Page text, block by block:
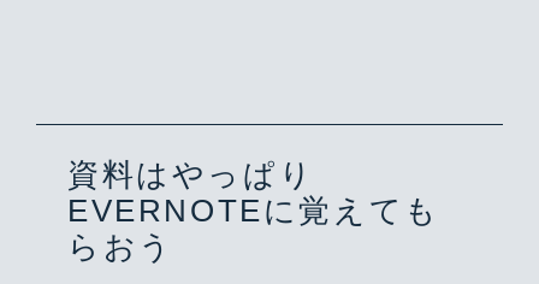
資料はやっぱり
EVERNOTEに覚えても
らおう